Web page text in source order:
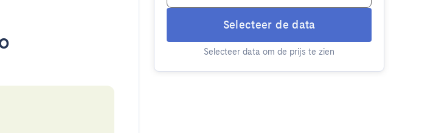
Selecteer de data
Selecteer data om de prijs te zien